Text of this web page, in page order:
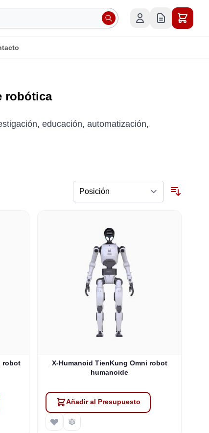
robótica
educación, automatización,
robot
X-Humanoid TienKung Omni robot
humanoide
Añadir al Presupuesto